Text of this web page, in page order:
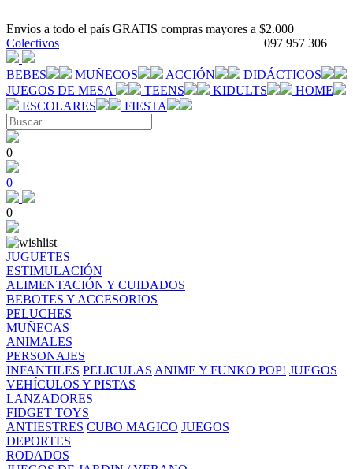
Envíos a todo el país GRATIS compras mayores a $2.000
097 957 306
Colectivos
BEBES MUÑECOS ACCIÓN
DIDÁCTICOS
JUEGOS DE MESA
TEENS KIDULTS
HOME
ESCOLARES
FIESTA
0
0
0
JUGUETES
ESTIMULACIÓN
ALIMENTACIÓN Y CUIDADOS
BEBOTES Y ACCESORIOS
PELUCHES
MUÑECAS
ANIMALES
PERSONAJES
INFANTILES PELICULAS ANIME Y FUNKO POP! JUEGOS
VEHÍCULOS Y PISTAS
LANZADORES
FIDGET TOYS
ANTIESTRES CUBO MAGICO JUEGOS
DEPORTES
RODADOS